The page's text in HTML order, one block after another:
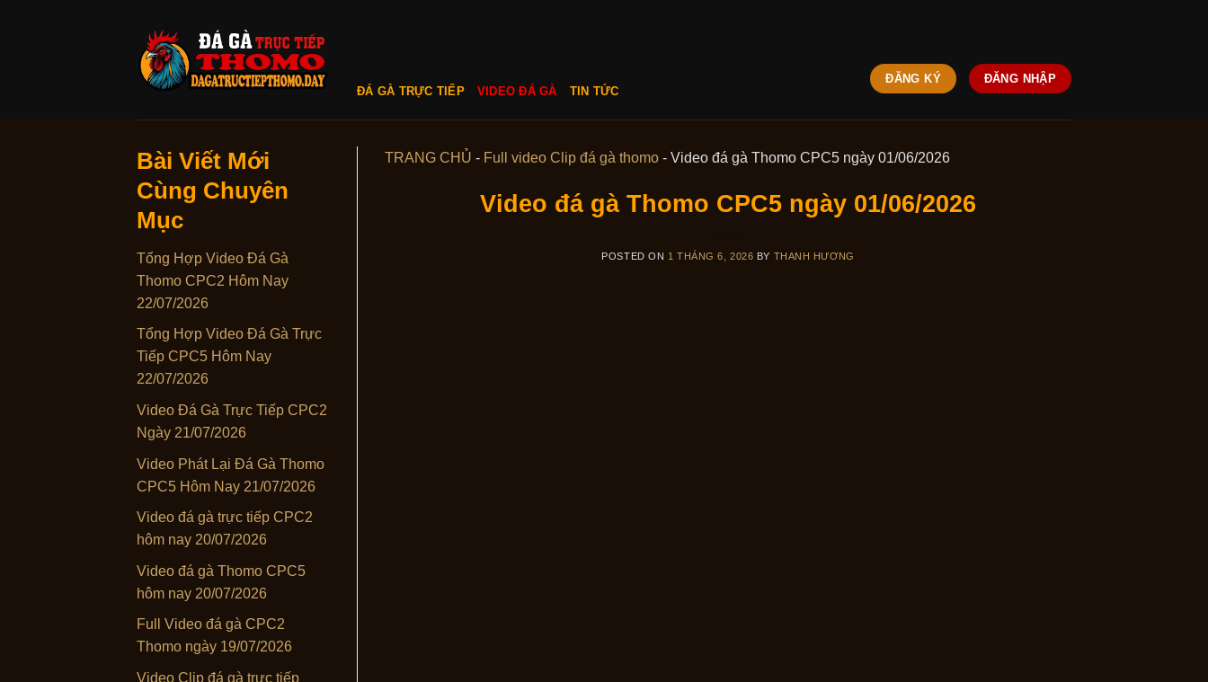
ĐÁ GÀ TRỰC TIẾP VIDEO ĐÁ GÀ TIN TỨC
ĐĂNG KÝ ĐĂNG NHẬP
Bài Viết Mới
Cùng Chuyên
Mục
Tổng Hợp Video Đá Gà
Thomo CPC2 Hôm Nay
22/07/2026
Tổng Hợp Video Đá Gà Trực
Tiếp CPC5 Hôm Nay
22/07/2026
Video Đá Gà Trực Tiếp CPC2
Ngày 21/07/2026
Video Phát Lại Đá Gà Thomo
CPC5 Hôm Nay 21/07/2026
Video đá gà trực tiếp CPC2
hôm nay 20/07/2026
Video đá gà Thomo CPC5
hôm nay 20/07/2026
Full Video đá gà CPC2
Thomo ngày 19/07/2026
Video Clip đá gà trực tiếp
TRANG CHỦ - Full video Clip đá gà thomo - Video đá gà Thomo CPC5 ngày 01/06/2026
Video đá gà Thomo CPC5 ngày 01/06/2026
POSTED ON 1 THÁNG 6, 2026 BY THANH HƯƠNG